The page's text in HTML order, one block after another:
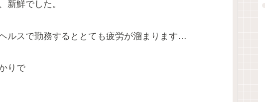
新鮮でした。
ルスで勤務するととても疲労が溜まります…
りで